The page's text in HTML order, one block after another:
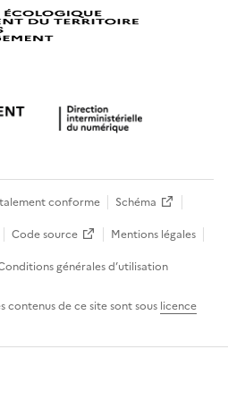
conforme
Schéma
Code source
Mentions légales
générales d’utilisation
contenus de ce site sont sous licence